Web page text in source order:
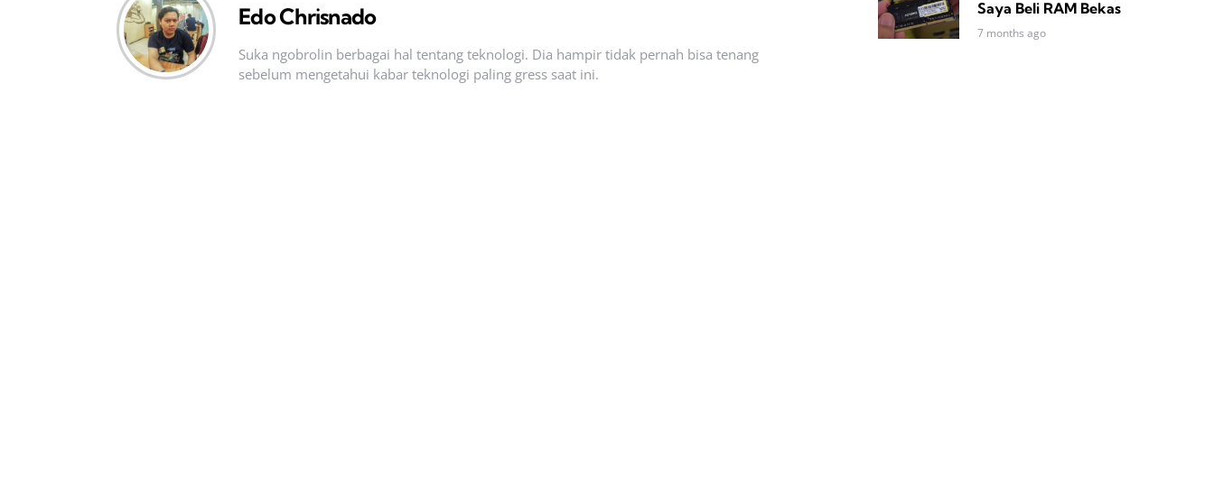
Edo Chrisnado
Suka ngobrolin berbagai hal tentang teknologi. Dia hampir tidak pernah bisa tenang
sebelum mengetahui kabar teknologi paling gress saat ini.
Saya Beli RAM Bekas
7 months ago